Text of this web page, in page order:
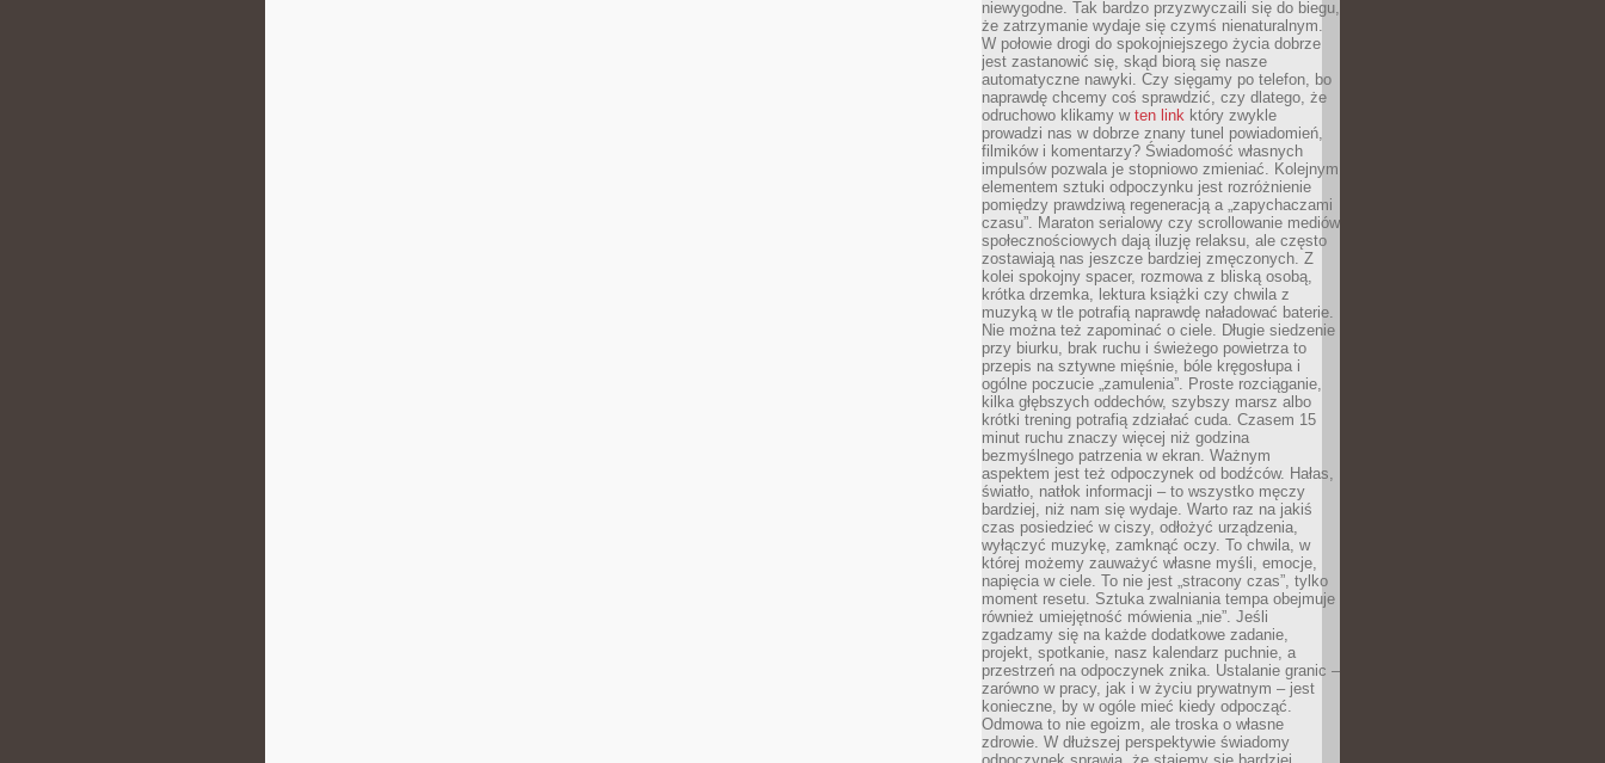
niewygodne. Tak bardzo przyzwyczaili się do biegu,
że zatrzymanie wydaje się czymś nienaturalnym.
W połowie drogi do spokojniejszego życia dobrze
jest zastanowić się, skąd biorą się nasze
automatyczne nawyki. Czy sięgamy po telefon, bo
naprawdę chcemy coś sprawdzić, czy dlatego, że
odruchowo klikamy w ten link który zwykle
prowadzi nas w dobrze znany tunel powiadomień,
filmików i komentarzy? Świadomość własnych
impulsów pozwala je stopniowo zmieniać. Kolejnym
elementem sztuki odpoczynku jest rozróżnienie
pomiędzy prawdziwą regeneracją a „zapychaczami
czasu”. Maraton serialowy czy scrollowanie mediów
społecznościowych dają iluzję relaksu, ale często
zostawiają nas jeszcze bardziej zmęczonych. Z
kolei spokojny spacer, rozmowa z bliską osobą,
krótka drzemka, lektura książki czy chwila z
muzyką w tle potrafią naprawdę naładować baterie.
Nie można też zapominać o ciele. Długie siedzenie
przy biurku, brak ruchu i świeżego powietrza to
przepis na sztywne mięśnie, bóle kręgosłupa i
ogólne poczucie „zamulenia”. Proste rozciąganie,
kilka głębszych oddechów, szybszy marsz albo
krótki trening potrafią zdziałać cuda. Czasem 15
minut ruchu znaczy więcej niż godzina
bezmyślnego patrzenia w ekran. Ważnym
aspektem jest też odpoczynek od bodźców. Hałas,
światło, natłok informacji – to wszystko męczy
bardziej, niż nam się wydaje. Warto raz na jakiś
czas posiedzieć w ciszy, odłożyć urządzenia,
wyłączyć muzykę, zamknąć oczy. To chwila, w
której możemy zauważyć własne myśli, emocje,
napięcia w ciele. To nie jest „stracony czas”, tylko
moment resetu. Sztuka zwalniania tempa obejmuje
również umiejętność mówienia „nie”. Jeśli
zgadzamy się na każde dodatkowe zadanie,
projekt, spotkanie, nasz kalendarz puchnie, a
przestrzeń na odpoczynek znika. Ustalanie granic –
zarówno w pracy, jak i w życiu prywatnym – jest
konieczne, by w ogóle mieć kiedy odpocząć.
Odmowa to nie egoizm, ale troska o własne
zdrowie. W dłuższej perspektywie świadomy